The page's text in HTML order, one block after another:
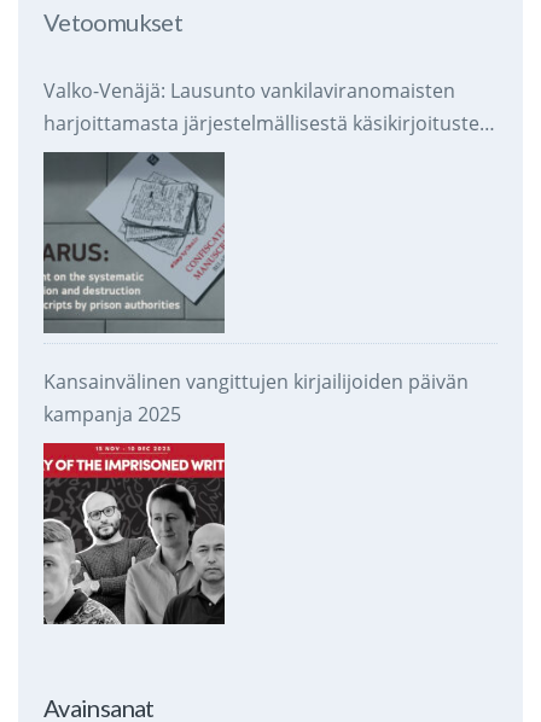
Vetoomukset
Valko-Venäjä: Lausunto vankilaviranomaisten
harjoittamasta järjestelmällisestä käsikirjoitusten
takavarikoinnista ja tuhoamisesta
Kansainvälinen vangittujen kirjailijoiden päivän
kampanja 2025
Avainsanat